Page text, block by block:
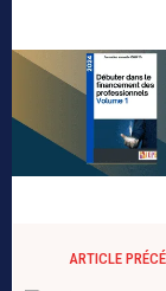
ARTICLE